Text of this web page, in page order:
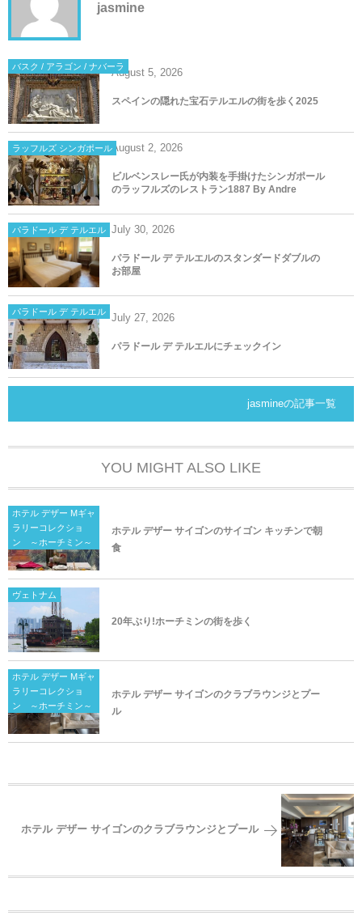
jasmine
バスク / アラゴン / ナバーラAugust 5, 2026
スペインの隠れた宝石テルエルの街を歩く2025
ラッフルズ シンガポールAugust 2, 2026
ビルベンスレー氏が内装を手掛けたシンガポール
のラッフルズのレストラン1887 By Andre
パラドール デ テルエル July 30, 2026
パラドール デ テルエルのスタンダードダブルの
お部屋
パラドール デ テルエル July 27, 2026
パラドール デ テルエルにチェックイン
jasmineの記事一覧
YOU MIGHT ALSO LIKE
ホテル デザー Mギャ
ラリーコレクショ
ン ～ホーチミン～
ホテル デザー サイゴンのサイゴン キッチンで朝
食
ヴェトナム
20年ぶり!ホーチミンの街を歩く
ホテル デザー Mギャ
ラリーコレクショ
ン ～ホーチミン～
ホテル デザー サイゴンのクラブラウンジとプー
ル
ホテル デザー サイゴンのクラブラウンジとプール